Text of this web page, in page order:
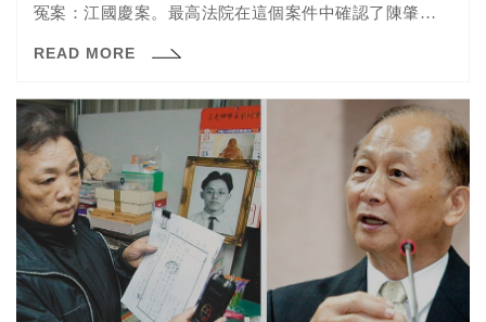
冤案：江國慶案。最高法院在這個案件中確認了陳肇敏等
疏失，因此必須負最終的賠償責任。
READ MORE